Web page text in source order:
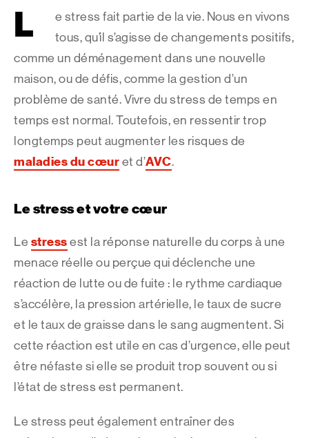
L
e stress fait partie de la vie. Nous en vivons
tous, qu’il s’agisse de changements positifs,
comme un déménagement dans une nouvelle
maison, ou de défis, comme la gestion d’un
problème de santé. Vivre du stress de temps en
temps est normal. Toutefois, en ressentir trop
longtemps peut augmenter les risques de
maladies du cœur et d’AVC.
Le stress et votre cœur
Le stress est la réponse naturelle du corps à une
menace réelle ou perçue qui déclenche une
réaction de lutte ou de fuite : le rythme cardiaque
s’accélère, la pression artérielle, le taux de sucre
et le taux de graisse dans le sang augmentent. Si
cette réaction est utile en cas d’urgence, elle peut
être néfaste si elle se produit trop souvent ou si
l’état de stress est permanent.
Le stress peut également entraîner des